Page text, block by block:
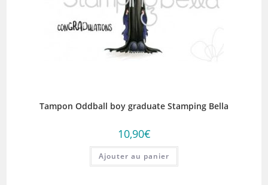
Tampon Oddball boy graduate Stamping Bella
10,90€
Ajouter au panier